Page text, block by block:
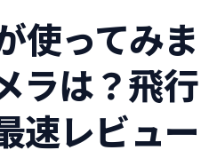
使ってみま
ラは？飛行
速レビュー